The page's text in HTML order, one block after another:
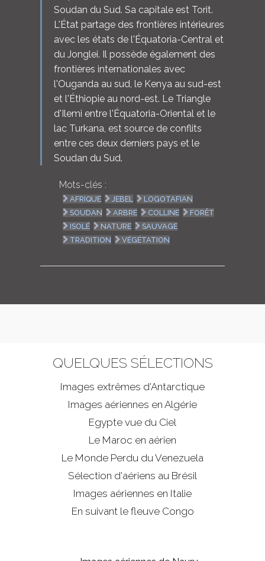
Soudan du Sud. Sa capitale est Torit.
L'État partage des frontières intérieures
avec les états de l'Équatoria-Central et
du Jonglei. Il possède également des
frontières internationales avec
l'Ouganda au sud, le Kenya au sud-est
et l'Éthiopie au nord-est. Le Triangle
d'Ilemi entre l'Équatoria-Oriental et le
lac Turkana, est source de conflits
entre ces deux derniers pays et le
Soudan du Sud.
Mots-clés :
AFRIQUE JEBEL
LOGOTAFIAN
SOUDAN
ARBRE COLLINE
FORÊT
ISOLÉ
NATURE
SAUVAGE
TRADITION
VÉGÉTATION
QUELQUES SÉLECTIONS
Images extrêmes d'Antarctique
Images aériennes en Algérie
Egypte vue du Ciel
Le Maroc en aérien
Le Monde Perdu du Venezuela
Sélection d'aériens au Brésil
Images aériennes en Italie
En suivant le fleuve Congo